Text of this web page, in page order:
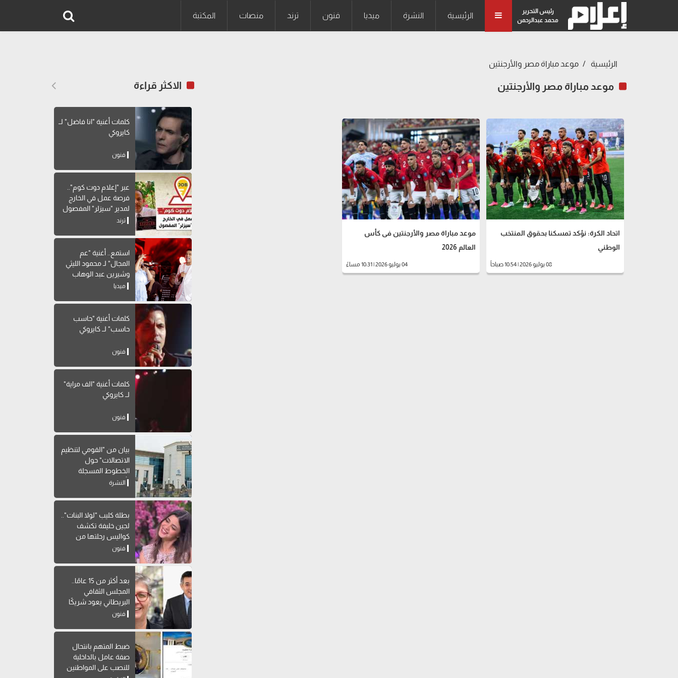
رئيس التحرير
محمد عبدالرحمن
الرئيسية النشرة ميديا فنون ترند منصات المكتبة
الرئيسية موعد مباراة مصر والأرجنتين
موعد مباراة مصر والأرجنتين
اتحاد الكرة: نؤكد تمسكنا بحقوق المنتخب
الوطني
08 يوليو 2026 | 10:54 صباحاً
موعد مباراة مصر والأرجنتين فى كأس
العالم 2026
04 يوليو 2026 | 10:31 مساءً
الاكثر قراءة
كلمات أغنية "انا فاضل" لــ
كايروكي
فنون
عبر "إعلام دوت كوم"..
فرصة عمل في الخارج
لمدير "سيزلر" المفصول
ترند
استمع.. أغنية "عم
المجال" لـ محمود الليثي
وشيرين عبد الوهاب
ميديا
كلمات أغنية "حاسب
حاسب" لــ كايروكي
فنون
كلمات أغنية "الف مراية"
لــ كايروكي
فنون
بيان من "القومي لتنظيم
الاتصالات" حول
الخطوط المسجلة
بأسماء مواطنين دون
النشرة
بطلة كليب "لولا البنات"..
لجين خليفة تكشف
كواليس رحلتها من
الطب للتمثيل
فنون
بعد أكثر من 15 عامًا..
المجلس الثقافي
البريطاني يعود شريكًا
لمهرجان القاهرة للمسرح
فنون
ضبط المتهم بانتحال
صفة عامل بالداخلية
للنصب على المواطنين